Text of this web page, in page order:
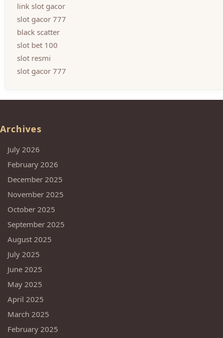
link slot gacor
slot gacor 777
black scatter
slot bet 100
slot resmi
slot gacor 777
Archives
July 2026
February 2026
December 2025
November 2025
October 2025
September 2025
August 2025
July 2025
June 2025
May 2025
April 2025
March 2025
February 2025